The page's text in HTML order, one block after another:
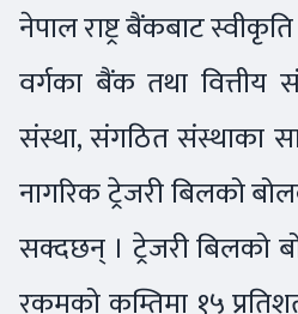
नेपाल राष्ट्र बैंकबाट
वर्गका बैंक तथा वित्तीय
संस्था, संगठित संस्थाका
नागरिक ट्रेजरी बिलको
सक्दछन् । ट्रेजरी बिलको